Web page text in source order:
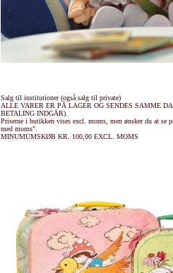
Salg til institutioner (også salg til private)
ALLE VARER ER PÅ LAGER OG SENDES SAMME
BETALING INDGÅR).
Priserne i butikken vises excl. moms, men ønsker du at
med moms".
MINUMUMSKØB KR. 100,00 EXCL. MOMS